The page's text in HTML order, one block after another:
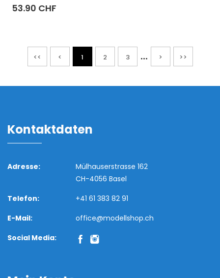
53.90 CHF
<< < 1 2 3 ... > >>
Kontaktdaten
Adresse:
Mülhauserstrasse 162
CH-4056 Basel
Telefon:
+41 61 383 82 91
E-Mail:
office@modellshop.ch
Social Media: